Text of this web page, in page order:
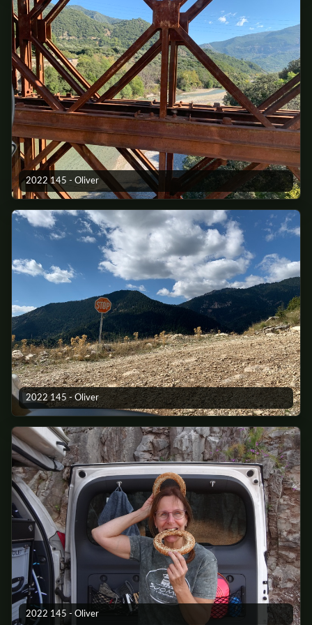
2022 145 - Oliver
2022 145 - Oliver
2022 145 - Oliver